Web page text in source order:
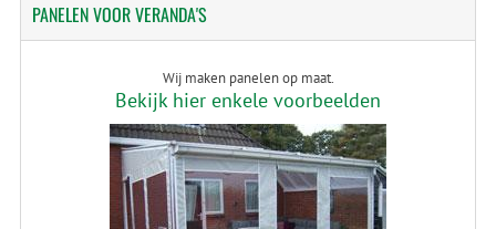
PANELENVOOR VERANDA'S
Wij maken panelen op maat.
Bekijk hier enkele voorbeelden